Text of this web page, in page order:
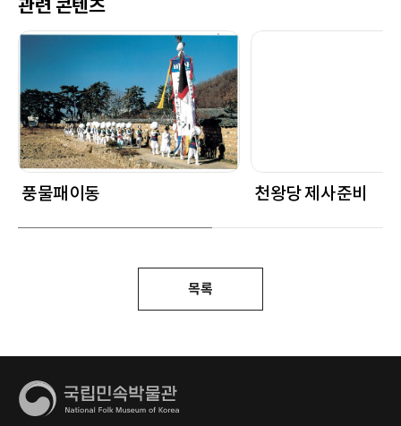
관련 콘텐츠
풍물패이동 천왕당 제사준비
목록